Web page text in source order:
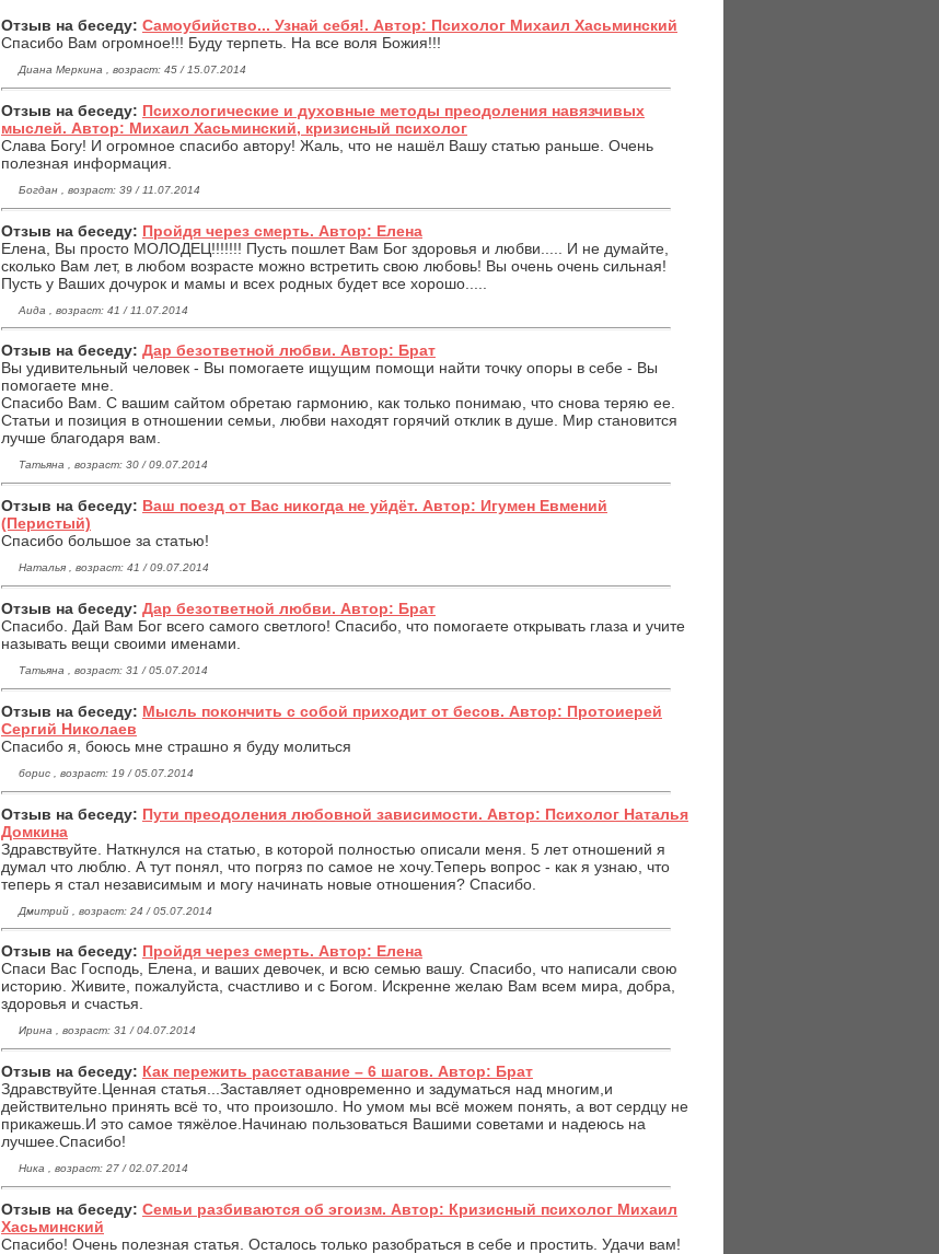
Отзыв на беседу: Самоубийство... Узнай себя!. Автор: Психолог Михаил Хасьминский
Спасибо Вам огромное!!! Буду терпеть. На все воля Божия!!!
Диана Меркина , возраст: 45 / 15.07.2014
Отзыв на беседу: Психологические и духовные методы преодоления навязчивых
мыслей. Автор: Михаил Хасьминский, кризисный психолог
Слава Богу! И огромное спасибо автору! Жаль, что не нашёл Вашу статью раньше. Очень
полезная информация.
Богдан , возраст: 39 / 11.07.2014
Отзыв на беседу: Пройдя через смерть. Автор: Елена
Елена, Вы просто МОЛОДЕЦ!!!!!!! Пусть пошлет Вам Бог здоровья и любви..... И не думайте,
сколько Вам лет, в любом возрасте можно встретить свою любовь! Вы очень очень сильная!
Пусть у Ваших дочурок и мамы и всех родных будет все хорошо.....
Аида , возраст: 41 / 11.07.2014
Отзыв на беседу: Дар безответной любви. Автор: Брат
Вы удивительный человек - Вы помогаете ищущим помощи найти точку опоры в себе - Вы
помогаете мне.
Спасибо Вам. С вашим сайтом обретаю гармонию, как только понимаю, что снова теряю ее.
Статьи и позиция в отношении семьи, любви находят горячий отклик в душе. Мир становится
лучше благодаря вам.
Татьяна , возраст: 30 / 09.07.2014
Отзыв на беседу: Ваш поезд от Вас никогда не уйдёт. Автор: Игумен Евмений
(Перистый)
Спасибо большое за статью!
Наталья , возраст: 41 / 09.07.2014
Отзыв на беседу: Дар безответной любви. Автор: Брат
Спасибо. Дай Вам Бог всего самого светлого! Спасибо, что помогаете открывать глаза и учите
называть вещи своими именами.
Татьяна , возраст: 31 / 05.07.2014
Отзыв на беседу: Мысль покончить с собой приходит от бесов. Автор: Протоиерей
Сергий Николаев
Спасибо я, боюсь мне страшно я буду молиться
борис , возраст: 19 / 05.07.2014
Отзыв на беседу: Пути преодоления любовной зависимости. Автор: Психолог Наталья
Домкина
Здравствуйте. Наткнулся на статью, в которой полностью описали меня. 5 лет отношений я
думал что люблю. А тут понял, что погряз по самое не хочу.Теперь вопрос - как я узнаю, что
теперь я стал независимым и могу начинать новые отношения? Спасибо.
Дмитрий , возраст: 24 / 05.07.2014
Отзыв на беседу: Пройдя через смерть. Автор: Елена
Спаси Вас Господь, Елена, и ваших девочек, и всю семью вашу. Спасибо, что написали свою
историю. Живите, пожалуйста, счастливо и с Богом. Искренне желаю Вам всем мира, добра,
здоровья и счастья.
Ирина , возраст: 31 / 04.07.2014
Отзыв на беседу: Как пережить расставание – 6 шагов. Автор: Брат
Здравствуйте.Ценная статья...Заставляет одновременно и задуматься над многим,и
действительно принять всё то, что произошло. Но умом мы всё можем понять, а вот сердцу не
прикажешь.И это самое тяжёлое.Начинаю пользоваться Вашими советами и надеюсь на
лучшее.Спасибо!
Ника , возраст: 27 / 02.07.2014
Отзыв на беседу: Семьи разбиваются об эгоизм. Автор: Кризисный психолог Михаил
Хасьминский
Спасибо! Очень полезная статья. Осталось только разобраться в себе и простить. Удачи вам!